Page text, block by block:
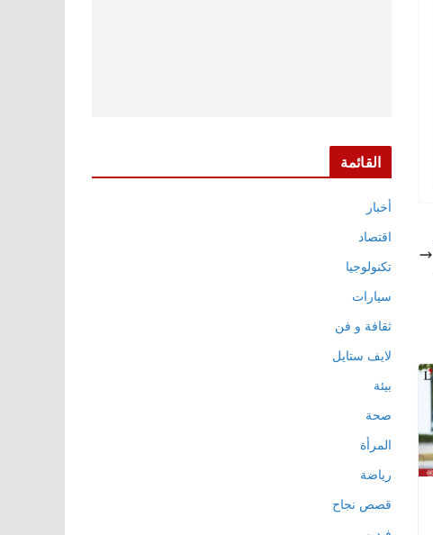
القائمة
أخبار
اقتصاد
تكنولوجيا
سيارات
ثقافة و فن
لايف ستايل
بيئة
صحة
المرأة
رياضة
قصص نجاح